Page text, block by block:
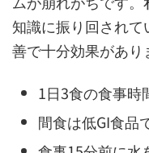
知識に振り回され
善で十分効果があり
1日3食の食事時
間食は低GI食品